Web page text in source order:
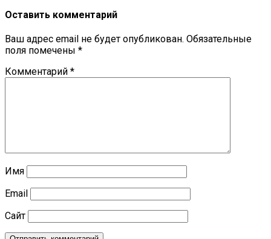
Оставить комментарий
Ваш адрес email не будет опубликован. Обязательные
поля помечены *
Комментарий *
Имя
Email
Сайт